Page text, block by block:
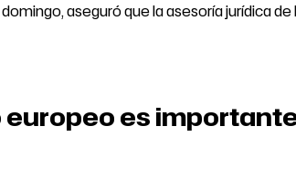
aseguró que la asesoría jurídica de
es